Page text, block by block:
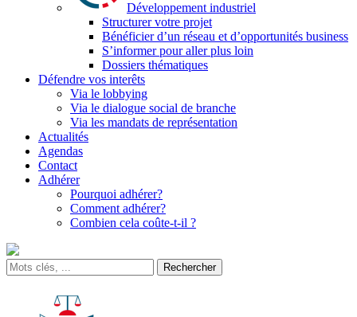
Développement industriel
Structurer votre projet
Bénéficier d’un réseau et d’opportunités business
S’informer pour aller plus loin
Dossiers thématiques
Défendre vos interêts
Via le lobbying
Via le dialogue social de branche
Via les mandats de représentation
Actualités
Agendas
Contact
Adhérer
Pourquoi adhérer?
Comment adhérer?
Combien cela coûte-t-il ?